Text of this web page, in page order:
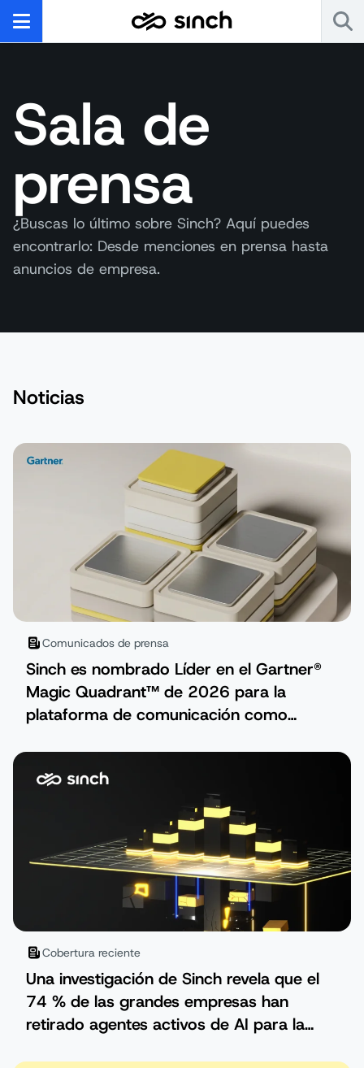
Sala de
prensa
¿Buscas lo último sobre Sinch? Aquí puedes
encontrarlo: Desde menciones en prensa hasta
anuncios de empresa.
Noticias
Comunicados de prensa
Sinch es nombrado Líder en el Gartner®
Magic Quadrant™ de 2026 para la
plataforma de comunicación como
Cobertura reciente
Una investigación de Sinch revela que el
74 % de las grandes empresas han
retirado agentes activos de AI para la